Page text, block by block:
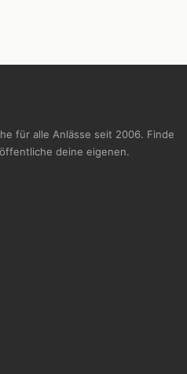
für alle Anlässe seit 2006. Finde
deine eigenen.